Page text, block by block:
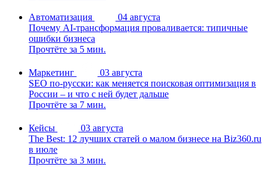
Автоматизация
04 августа
Почему AI-трансформация проваливается: типичные
ошибки бизнеса
Прочтёте за 5 мин.
Маркетинг
03 августа
SEO по-русски: как меняется поисковая оптимизация в
России – и что с ней будет дальше
Прочтёте за 7 мин.
Кейсы
03 августа
The Best: 12 лучших статей о малом бизнесе на Biz360.ru
в июле
Прочтёте за 3 мин.